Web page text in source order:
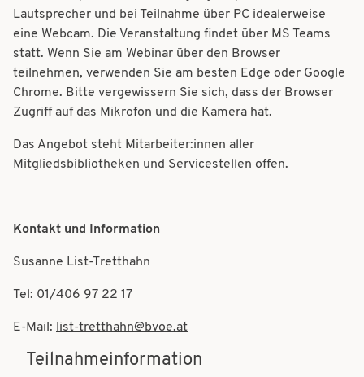
Lautsprecher und bei Teilnahme über PC idealerweise
eine Webcam. Die Veranstaltung findet über MS Teams
statt. Wenn Sie am Webinar über den Browser
teilnehmen, verwenden Sie am besten Edge oder Google
Chrome. Bitte vergewissern Sie sich, dass der Browser
Zugriff auf das Mikrofon und die Kamera hat.
Das Angebot steht Mitarbeiter:innen aller
Mitgliedsbibliotheken und Servicestellen offen.
Kontakt und Information
Susanne List-Tretthahn
Tel: 01/406 97 22 17
E-Mail: list-tretthahn@bvoe.at
Teilnahmeinformation